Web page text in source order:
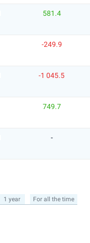
581.4
-249.9
-1 045.5
749.7
-
1 year For all the time